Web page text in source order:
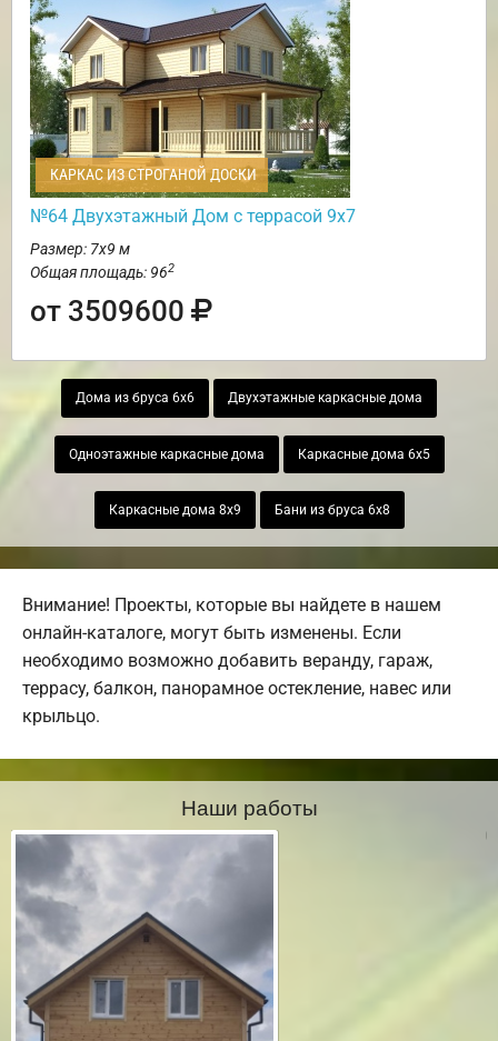
КАРКАС ИЗ СТРОГАНОЙ ДОСКИ
№64 Двухэтажный Дом с террасой 9х7
Размер: 7х9 м
Общая площадь: 962
от 3509600
Дома из бруса 6х6 Двухэтажные каркасные дома
Одноэтажные каркасные дома Каркасные дома 6х5
Каркасные дома 8х9 Бани из бруса 6х8
Внимание! Проекты, которые вы найдете в нашем
онлайн-каталоге, могут быть изменены. Если
необходимо возможно добавить веранду, гараж,
террасу, балкон, панорамное остекление, навес или
крыльцо.
Наши работы